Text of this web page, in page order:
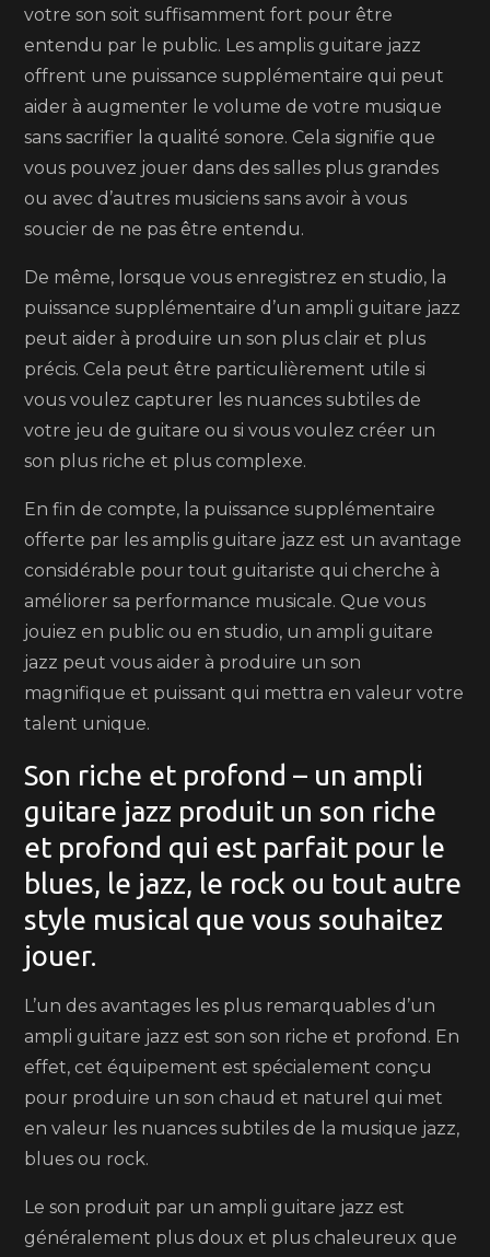
votre son soit suffisamment fort pour être
entendu par le public. Les amplis guitare jazz
offrent une puissance supplémentaire qui peut
aider à augmenter le volume de votre musique
sans sacrifier la qualité sonore. Cela signifie que
vous pouvez jouer dans des salles plus grandes
ou avec d’autres musiciens sans avoir à vous
soucier de ne pas être entendu.
De même, lorsque vous enregistrez en studio, la
puissance supplémentaire d’un ampli guitare jazz
peut aider à produire un son plus clair et plus
précis. Cela peut être particulièrement utile si
vous voulez capturer les nuances subtiles de
votre jeu de guitare ou si vous voulez créer un
son plus riche et plus complexe.
En fin de compte, la puissance supplémentaire
offerte par les amplis guitare jazz est un avantage
considérable pour tout guitariste qui cherche à
améliorer sa performance musicale. Que vous
jouiez en public ou en studio, un ampli guitare
jazz peut vous aider à produire un son
magnifique et puissant qui mettra en valeur votre
talent unique.
Son riche et profond – un ampli
guitare jazz produit un son riche
et profond qui est parfait pour le
blues, le jazz, le rock ou tout autre
style musical que vous souhaitez
jouer.
L’un des avantages les plus remarquables d’un
ampli guitare jazz est son son riche et profond. En
effet, cet équipement est spécialement conçu
pour produire un son chaud et naturel qui met
en valeur les nuances subtiles de la musique jazz,
blues ou rock.
Le son produit par un ampli guitare jazz est
généralement plus doux et plus chaleureux que